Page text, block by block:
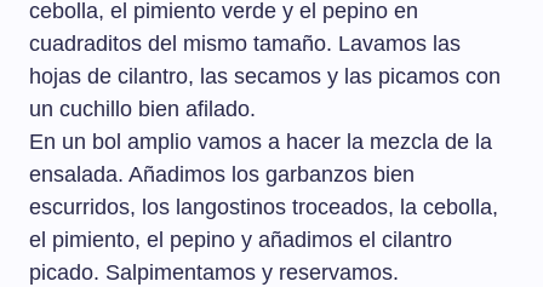
cebolla, el pimiento verde y el pepino en
cuadraditos del mismo tamaño. Lavamos las
hojas de cilantro, las secamos y las picamos con
un cuchillo bien afilado.
En un bol amplio vamos a hacer la mezcla de la
ensalada. Añadimos los garbanzos bien
escurridos, los langostinos troceados, la cebolla,
el pimiento, el pepino y añadimos el cilantro
picado. Salpimentamos y reservamos.